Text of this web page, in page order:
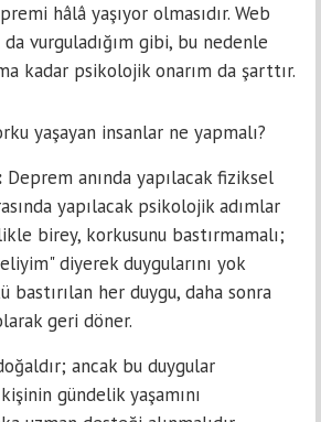
hâlâ yaşıyor olmasıdır. Web
vurguladığım gibi, bu nedenle
kadar psikolojik onarım da şarttır.
yaşayan insanlar ne yapmalı?
Deprem anında yapılacak fiziksel
yapılacak psikolojik adımlar
birey, korkusunu bastırmamalı;
diyerek duygularını yok
bastırılan her duygu, daha sonra
geri döner.
ancak bu duygular
gündelik yaşamını